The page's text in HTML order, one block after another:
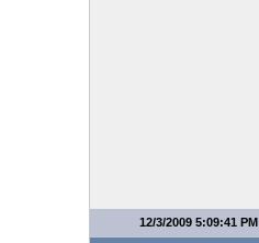
12/3/2009 5:09:41 PM